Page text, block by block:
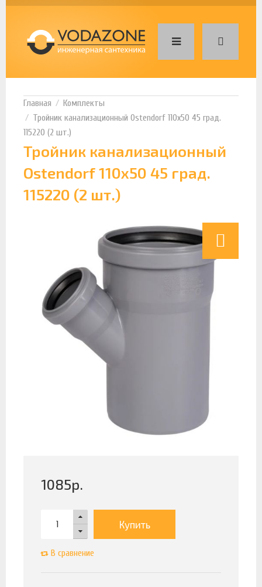
Комплекты
Тройник канализационный Ostendorf 110х50 45 град.
115220 (2 шт.)
Тройник канализационный
Ostendorf 110х50 45 град.
115220 (2 шт.)
1085р.
Купить
В сравнение